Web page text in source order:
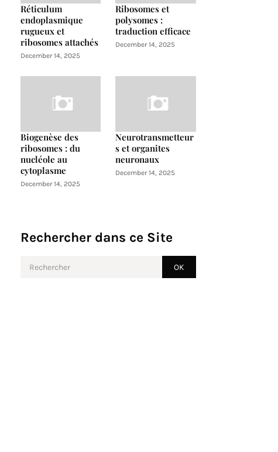
Réticulum
endoplasmique
rugueux et
ribosomes attachés
December 14, 2025
Ribosomes et
polysomes :
traduction efficace
December 14, 2025
Biogenèse des
ribosomes : du
nucléole au
cytoplasme
December 14, 2025
Neurotransmetteur
s et organites
neuronaux
December 14, 2025
Rechercher dans ce Site